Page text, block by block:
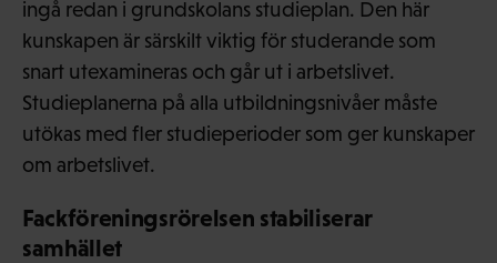
ingå redan i grundskolans studieplan. Den här
kunskapen är särskilt viktig för studerande som
snart utexamineras och går ut i arbetslivet.
Studieplanerna på alla utbildningsnivåer måste
utökas med fler studieperioder som ger kunskaper
om arbetslivet.
Fackföreningsrörelsen stabiliserar
samhället